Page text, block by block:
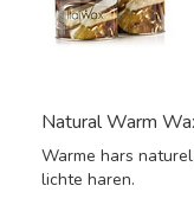
Natural Warm
Warme hars
lichte haren.